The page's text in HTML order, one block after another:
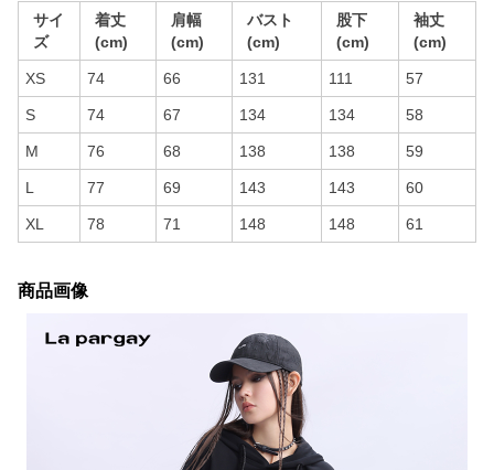
サイ
ズ
着丈
(cm)
肩幅
(cm)
バスト
(cm)
股下
(cm)
袖丈
(cm)
XS 74 66 131 111 57
S 74 67 134 134 58
M 76 68 138 138 59
L 77 69 143 143 60
XL 78 71 148 148 61
商品画像